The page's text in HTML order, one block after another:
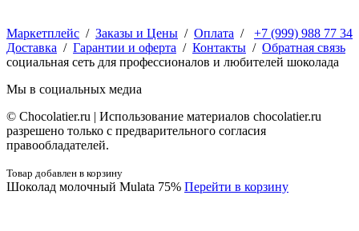
+7 (999) 988 77 34
Маркетплейс / Заказы и Цены / Оплата /
Доставка / Гарантии и оферта / Контакты / Обратная связь
социальная сеть для профессионалов и любителей шоколада
Мы в социальных медиа
© Сhocolatier.ru | Использование материалов chocolatier.ru
разрешено только с предварительного согласия
правообладателей.
Товар добавлен в корзину
Шоколад молочный Mulata 75% Перейти в корзину